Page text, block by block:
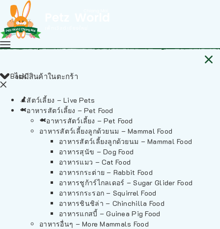
ไม่มีสินค้าในตะกร้า
Back
สัตว์เลี้ยง – Live Pets
อาหารสัตว์เลี้ยง – Pet Food
อาหารสัตว์เลี้ยง – Pet Food
อาหารสัตว์เลี้ยงลูกด้วยนม – Mammal Food
อาหารสัตว์เลี้ยงลูกด้วยนม – Mammal Food
อาหารสุนัข – Dog Food
อาหารแมว – Cat Food
อาหารกระต่าย – Rabbit Food
อาหารชูก้าร์ไกลเดอร์ – Sugar Glider Food
อาหารกระรอก – Squirrel Food
อาหารชินชิล่า – Chinchilla Food
อาหารแกสบี้ – Guinea Pig Food
อาหารอื่นๆ – More Mammals Food